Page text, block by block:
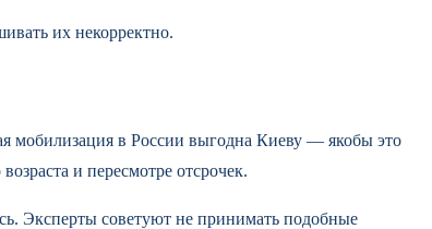
их некорректно.
мобилизация в России выгодна Киеву — якобы это
и пересмотре отсрочек.
Эксперты советуют не принимать подобные